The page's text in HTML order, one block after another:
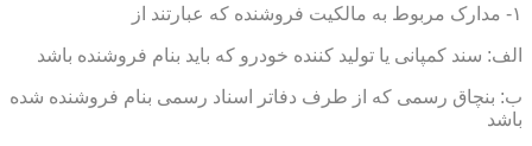
۱- مدارک مربوط به مالکیت فروشنده که عبارتند از
الف: سند کمپانی یا تولید کننده خودرو که باید بنام فروشنده باشد
ب: بنچاق رسمی که از طرف دفاتر اسناد رسمی بنام فروشنده شده
باشد